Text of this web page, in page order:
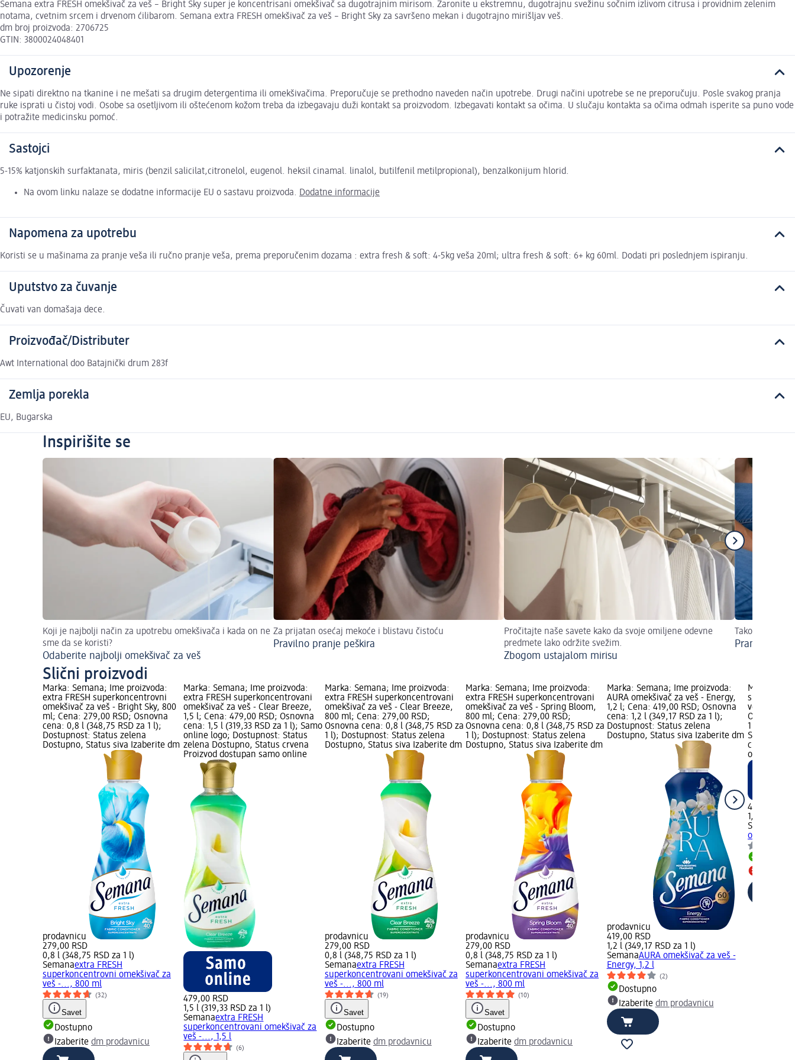
Semana extra FRESH omekšivač za veš – Bright Sky super je koncentrisani omekšivač sa dugotrajnim mirisom. Zaronite u ekstremnu, dugotrajnu svežinu sočnim izlivom citrusa i providnim zelenim
notama, cvetnim srcem i drvenom ćilibarom. Semana extra FRESH omekšivač za veš – Bright Sky za savršeno mekan i dugotrajno mirišljav veš.
dm broj proizvoda: 2706725
GTIN: 3800024048401
Upozorenje
Ne sipati direktno na tkanine i ne mešati sa drugim detergentima ili omekšivačima. Preporučuje se prethodno naveden način upotrebe. Drugi načini upotrebe se ne preporučuju. Posle svakog pranja
ruke isprati u čistoj vodi. Osobe sa osetljivom ili oštećenom kožom treba da izbegavaju duži kontakt sa proizvodom. Izbegavati kontakt sa očima. U slučaju kontakta sa očima odmah isperite sa puno vode
i potražite medicinsku pomoć.
Sastojci
5-15% katjonskih surfaktanata, miris (benzil salicilat,citronelol, eugenol. heksil cinamal. linalol, butilfenil metilpropional), benzalkonijum hlorid.
Na ovom linku nalaze se dodatne informacije EU o sastavu proizvoda. Dodatne informacije
Napomena za upotrebu
Koristi se u mašinama za pranje veša ili ručno pranje veša, prema preporučenim dozama : extra fresh & soft: 4-5kg veša 20ml; ultra fresh & soft: 6+ kg 60ml. Dodati pri poslednjem ispiranju.
Uputstvo za čuvanje
Čuvati van domašaja dece.
Proizvođač/Distributer
Awt International doo Batajnički drum 283f
Zemlja porekla
EU, Bugarska
Inspirišite se
Koji je najbolji način za upotrebu omekšivača i kada on ne
sme da se koristi?
Odaberite najbolji omekšivač za veš
Za prijatan osećaj mekoće i blistavu čistoću
Pravilno pranje peškira
Pročitajte naše savete kako da svoje omiljene odevne
predmete lako održite svežim.
Zbogom ustajalom mirisu
Tako crni veš
Pranje crnog
Slični proizvodi
Marka: Semana; Ime proizvoda:
extra FRESH superkoncentrovni
omekšivač za veš - Bright Sky, 800
ml; Cena: 279,00 RSD; Osnovna
cena: 0,8 l (348,75 RSD za 1 l);
Dostupnost: Status zelena
Dostupno, Status siva Izaberite dm
prodavnicu
279,00 RSD
0,8 l (348,75 RSD za 1 l)
Semanaextra FRESH
superkoncentrovni omekšivač za
veš -..., 800 ml
(32)
Savet
Dostupno
Izaberite dm prodavnicu
Marka: Semana; Ime proizvoda:
extra FRESH superkoncentrovani
omekšivač za veš - Clear Breeze,
1,5 l; Cena: 479,00 RSD; Osnovna
cena: 1,5 l (319,33 RSD za 1 l); Samo
online logo; Dostupnost: Status
zelena Dostupno, Status crvena
Proizvod dostupan samo online
479,00 RSD
1,5 l (319,33 RSD za 1 l)
Semanaextra FRESH
superkoncentrovani omekšivač za
veš -..., 1,5 l
(6)
Marka: Semana; Ime proizvoda:
extra FRESH superkoncentrovani
omekšivač za veš - Clear Breeze,
800 ml; Cena: 279,00 RSD;
Osnovna cena: 0,8 l (348,75 RSD za
1 l); Dostupnost: Status zelena
Dostupno, Status siva Izaberite dm
prodavnicu
279,00 RSD
0,8 l (348,75 RSD za 1 l)
Semanaextra FRESH
superkoncentrovani omekšivač za
veš -..., 800 ml
(19)
Savet
Dostupno
Izaberite dm prodavnicu
Marka: Semana; Ime proizvoda:
extra FRESH superkoncentrovani
omekšivač za veš - Spring Bloom,
800 ml; Cena: 279,00 RSD;
Osnovna cena: 0,8 l (348,75 RSD za
1 l); Dostupnost: Status zelena
Dostupno, Status siva Izaberite dm
prodavnicu
279,00 RSD
0,8 l (348,75 RSD za 1 l)
Semanaextra FRESH
superkoncentrovani omekšivač za
veš -..., 800 ml
(10)
Savet
Dostupno
Izaberitedm prodavnicu
Marka: Semana; Ime proizvoda:
AURA omekšivač za veš - Energy,
1,2 l; Cena: 419,00 RSD; Osnovna
cena: 1,2 l (349,17 RSD za 1 l);
Dostupnost: Status zelena
Dostupno, Status siva Izaberite dm
prodavnicu
419,00 RSD
1,2 l (349,17 RSD za 1 l)
SemanaAURA omekšivač za veš -
Energy, 1,2 l
(2)
Dostupno
Izaberite dm prodavnicu
Marka:
super
veš, 1,2 l;
Osnovna
1 l); Samo
Status
crvena
online
419,00 RSD
1,2 l
Semana
omekšivač